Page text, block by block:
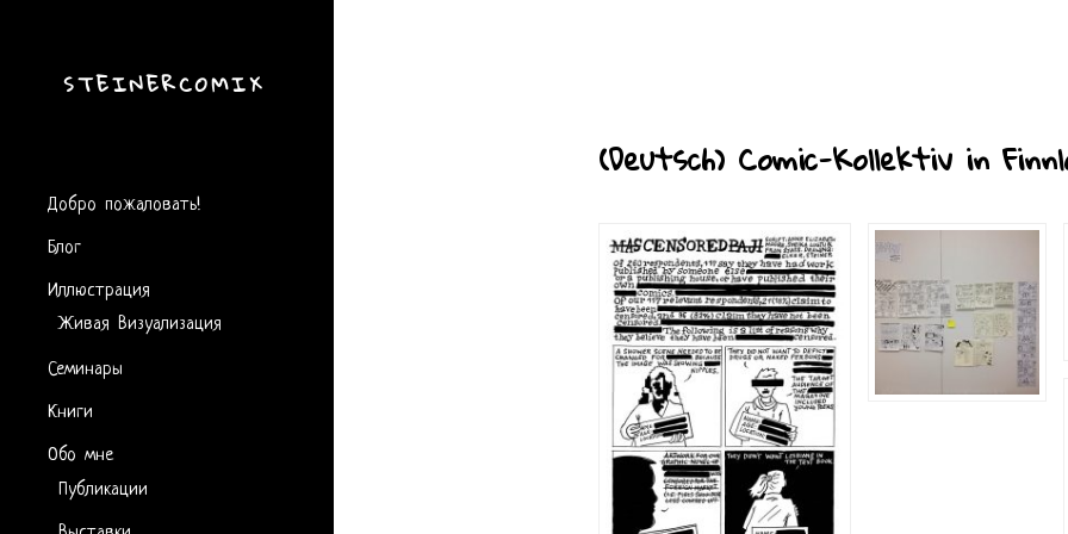
STEINERCOMIX
Добро пожаловать!
Блог
Иллюстрация
Живая Визуализация
Семинары
Книги
Обо мне
Публикации
(Deutsch) Comic-Kollektiv in